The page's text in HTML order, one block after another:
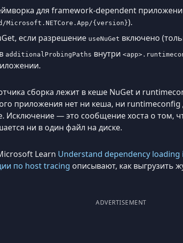
для framework-dependent
Microsoft.NETCore.App/{version}).
если разрешение useNuGet включено
additionalProbingPaths внутри
сборка лежит в кеше NuGet и
приложения нет ни кеша, ни
Исключение — это сообщение хоста о том,
ни в один файл на диске.
Learn Understand dependency loading
по host tracing описывают, как выгрузить
ADVERTISEMENT